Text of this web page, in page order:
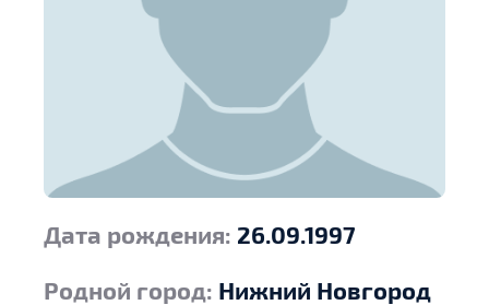
Дата рождения: 26.09.1997
Родной город: Нижний Новгород